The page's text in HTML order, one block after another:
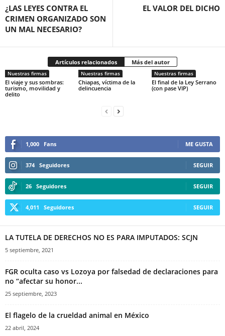
¿LAS LEYES CONTRA EL
CRIMEN ORGANIZADO SON
UN MAL NECESARIO?
EL VALOR DEL DICHO
Artículos relacionados Más del autor
Nuestras firmas
El viaje y sus sombras:
turismo, movilidad y
delito
Nuestras firmas
Chiapas, víctima de la
delincuencia
Nuestras firmas
El final de la Ley Serrano
(con pase VIP)
1,000 Fans ME GUSTA
374 Seguidores SEGUIR
26 Seguidores SEGUIR
4,011 Seguidores SEGUIR
LA TUTELA DE DERECHOS NO ES PARA IMPUTADOS: SCJN
5 septiembre, 2021
FGR oculta caso vs Lozoya por falsedad de declaraciones para
no “afectar su honor...
25 septiembre, 2023
El flagelo de la crueldad animal en México
22 abril, 2024